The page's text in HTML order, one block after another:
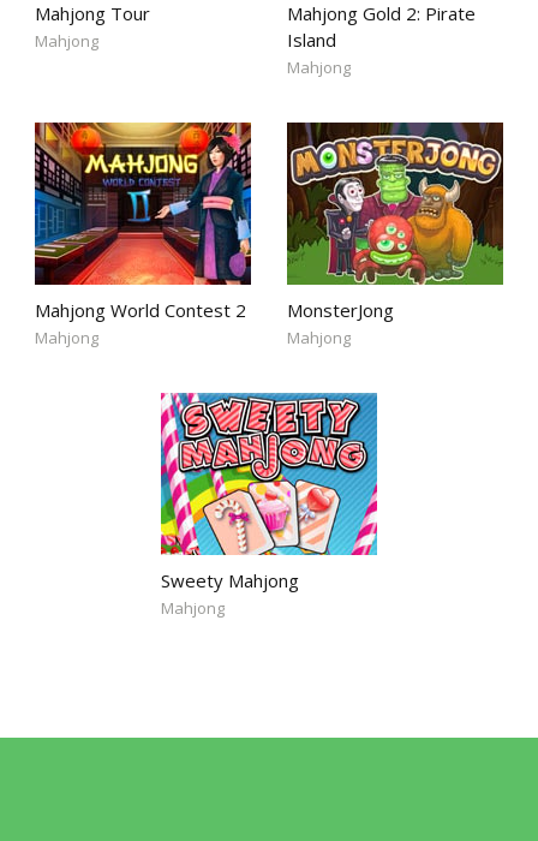
Mahjong Tour
Mahjong
Mahjong Gold 2: Pirate
Island
Mahjong
Mahjong World Contest 2
Mahjong
MonsterJong
Mahjong
Sweety Mahjong
Mahjong